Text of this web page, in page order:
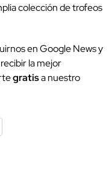
colección de trofeos
en Google News y
la mejor
gratisa nuestro